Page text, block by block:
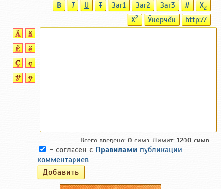
B T U T Заг1 Заг2 Заг3 # X2
X2 Ӳкерчĕк http://
Всего введено: 0 симв. Лимит: 1200 симв.
- согласен с Правилами публикации
комментариев